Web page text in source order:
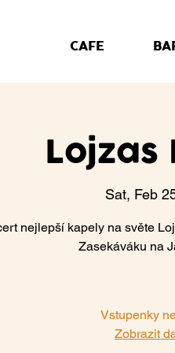
CAFE
Lojzas
Sat, Feb
nejlepší kapely na světe
Zasekáváku na
Vstupenky
Zobrazit